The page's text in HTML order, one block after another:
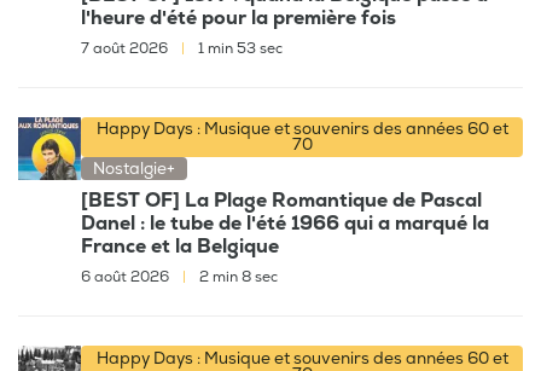
l'heure d'été pour la première fois
7 août 2026 1 min 53 sec
Happy Days : Musique et souvenirs des années 60 et
70
Nostalgie+
[BEST OF] La Plage Romantique de Pascal
Danel : le tube de l'été 1966 qui a marqué la
France et la Belgique
6 août 2026 2 min 8 sec
Happy Days : Musique et souvenirs des années 60 et